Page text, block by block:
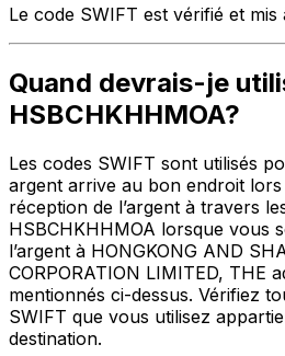
Le code SWIFT est vérifié et
Quand devrais-je
HSBCHKHHMOA?
Les codes SWIFT sont utilisés
argent arrive au bon endroit lors
réception de l’argent à travers
HSBCHKHHMOA lorsque vous
l’argent à HONGKONG AND
CORPORATION LIMITED, THE
mentionnés ci-dessus. Vérifiez
SWIFT que vous utilisez
destination.